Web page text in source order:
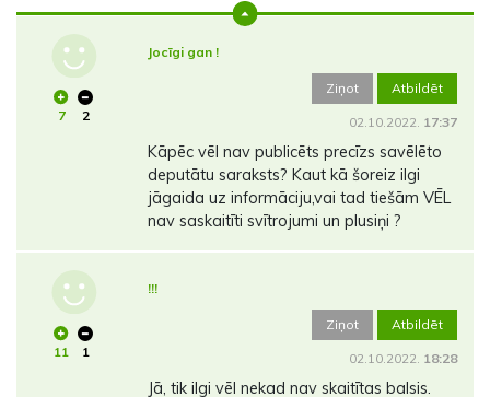
7 2
Jocīgi gan !
Ziņot Atbildēt
02.10.2022. 17:37
Kāpēc vēl nav publicēts precīzs savēlēto
deputātu saraksts? Kaut kā šoreiz ilgi
jāgaida uz informāciju,vai tad tiešām VĒL
nav saskaitīti svītrojumi un plusiņi ?
11 1
!!!
Ziņot Atbildēt
02.10.2022. 18:28
Jā, tik ilgi vēl nekad nav skaitītas balsis.